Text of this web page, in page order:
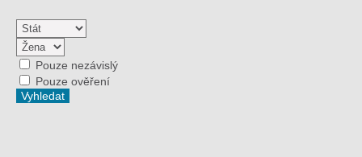
Pouze nezávislý
Pouze ověření